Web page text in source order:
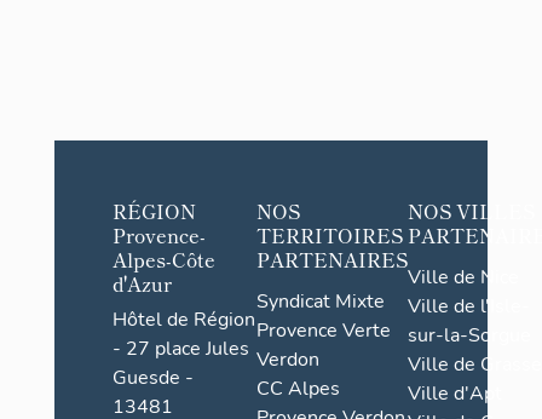
RÉGION
Provence-
Alpes-Côte
d'Azur
Hôtel de Région
- 27 place Jules
Guesde -
13481
NOS
TERRITOIRES
PARTENAIRES
Syndicat Mixte
Provence Verte
Verdon
CC Alpes
NOS VILLES
Ville de Nice
Ville de l'Isle-
sur-la-Sorgue
Ville de Grasse
Ville d'Apt